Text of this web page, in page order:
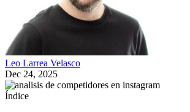
Leo Larrea Velasco
Dec 24, 2025
Índice